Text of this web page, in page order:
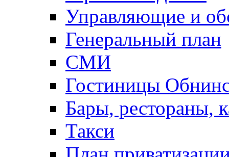
Управляющие и
Генеральный план
СМИ
Гостиницы
Бары, рестораны,
Такси